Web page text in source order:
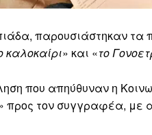
παρουσιάστηκαν τα
» και «το
που απηύθυναν η
προς τον συγγραφέα, με